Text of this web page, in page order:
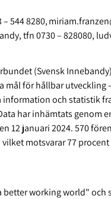
544 8280,
tfn 0730 – 828080,
(Svensk
mål för hållbar
och statistik
har inhämtats genom
12 januari 2024. 570
motsvarar 77
better working world"